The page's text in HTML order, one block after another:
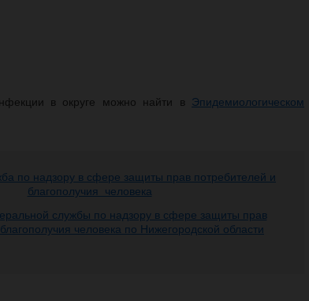
в округе можно найти в Эпидемиологическом
по надзору в сфере защиты прав потребителей и
благополучия человека
службы по надзору в сфере защиты прав
человека по Нижегородской области